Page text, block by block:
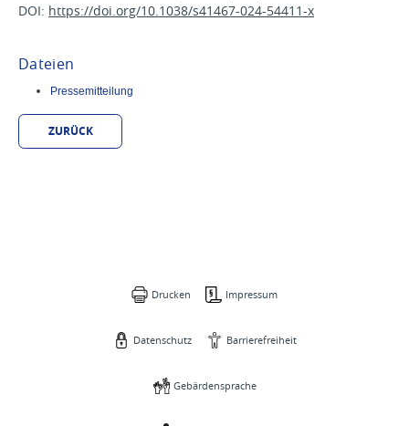
DOI: https://doi.org/10.1038/s41467-024-54411-x
Dateien
Pressemitteilung
ZURÜCK
Drucken Impressum
Datenschutz Barrierefreiheit
Gebärdensprache